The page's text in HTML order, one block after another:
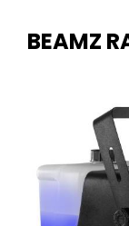
BEAMZ